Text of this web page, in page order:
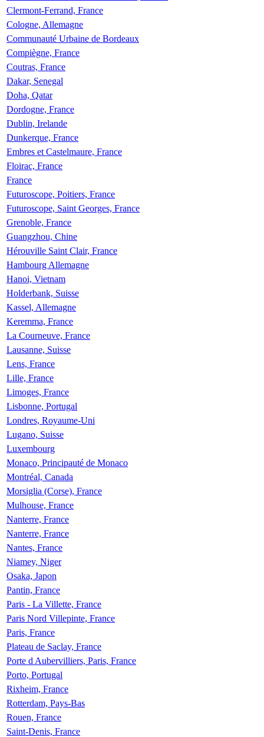
Clermont-Ferrand, France
Cologne, Allemagne
Communauté Urbaine de Bordeaux
Compiègne, France
Coutras, France
Dakar, Senegal
Doha, Qatar
Dordogne, France
Dublin, Irelande
Dunkerque, France
Embres et Castelmaure, France
Floirac, France
France
Futuroscope, Poitiers, France
Futuroscope, Saint Georges, France
Grenoble, France
Guangzhou, Chine
Hérouville Saint Clair, France
Hambourg Allemagne
Hanoi, Vietnam
Holderbank, Suisse
Kassel, Allemagne
Keremma, France
La Courneuve, France
Lausanne, Suisse
Lens, France
Lille, France
Limoges, France
Lisbonne, Portugal
Londres, Royaume-Uni
Lugano, Suisse
Luxembourg
Monaco, Principauté de Monaco
Montréal, Canada
Morsiglia (Corse), France
Mulhouse, France
Nanterre, France
Nanterre, France
Nantes, France
Niamey, Niger
Osaka, Japon
Pantin, France
Paris - La Villette, France
Paris Nord Villepinte, France
Paris, France
Plateau de Saclay, France
Porte d Aubervilliers, Paris, France
Porto, Portugal
Rixheim, France
Rotterdam, Pays-Bas
Rouen, France
Saint-Denis, France